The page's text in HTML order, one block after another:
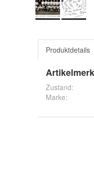
Produktdetails
Zustand:
Marke: